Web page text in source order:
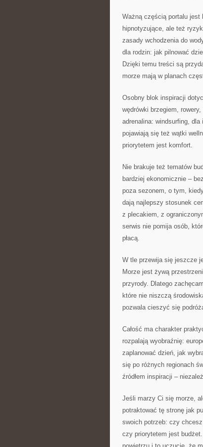
Ważną częścią portalu jest
hipnotyzujące, ale też
zasady wchodzenia do
dla rodzin: jak pilnować
Dzięki temu treści są
morze mają w planach
Osobny blok inspiracji
wędrówki brzegiem,
adrenalina: windsurfing, dla
pojawiają się też wątki
priorytetem jest komfort.
Nie brakuje też tematów
bardziej ekonomicznie –
poza sezonem, o tym,
dają najlepszy stosunek
z plecakiem, z
serwis nie pomija osób,
płacą.
W tle przewija się jeszcze
Morze jest żywą
przyrody. Dlatego
które nie niszczą
pozwala cieszyć się
Całość ma charakter
rozpalają wyobraźnię:
zaplanować dzień, jak
się po różnych regionach
źródłem inspiracji –
Jeśli marzy Ci się morze,
potraktować tę stronę jak
swoich potrzeb: czy
czy priorytetem jest